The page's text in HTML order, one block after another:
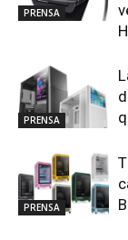
PRENSA
PRENSA
PRENSA